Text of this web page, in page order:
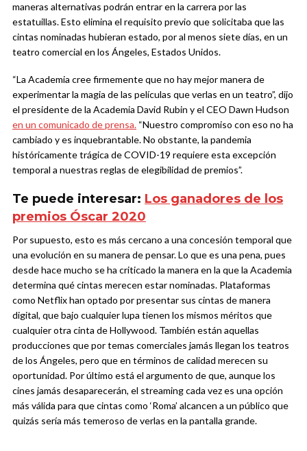
maneras alternativas podrán entrar en la carrera por las
estatuillas. Esto elimina el requisito previo que solicitaba que las
cintas nominadas hubieran estado, por al menos siete días, en un
teatro comercial en los Ángeles, Estados Unidos.
“La Academia cree firmemente que no hay mejor manera de
experimentar la magia de las películas que verlas en un teatro”, dijo
el presidente de la Academia David Rubin y el CEO Dawn Hudson
en un comunicado de prensa. “Nuestro compromiso con eso no ha
cambiado y es inquebrantable. No obstante, la pandemia
históricamente trágica de COVID-19 requiere esta excepción
temporal a nuestras reglas de elegibilidad de premios”.
Te puede interesar: Los ganadores de los
premios Óscar 2020
Por supuesto, esto es más cercano a una concesión temporal que
una evolución en su manera de pensar. Lo que es una pena, pues
desde hace mucho se ha criticado la manera en la que la Academia
determina qué cintas merecen estar nominadas. Plataformas
como Netflix han optado por presentar sus cintas de manera
digital, que bajo cualquier lupa tienen los mismos méritos que
cualquier otra cinta de Hollywood. También están aquellas
producciones que por temas comerciales jamás llegan los teatros
de los Ángeles, pero que en términos de calidad merecen su
oportunidad. Por último está el argumento de que, aunque los
cines jamás desaparecerán, el streaming cada vez es una opción
más válida para que cintas como ‘Roma’ alcancen a un público que
quizás sería más temeroso de verlas en la pantalla grande.